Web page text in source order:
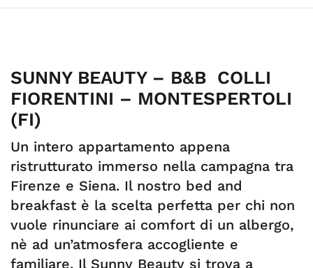
SUNNY BEAUTY – B&B COLLI
FIORENTINI – MONTESPERTOLI
(FI)
Un intero appartamento appena
ristrutturato immerso nella campagna tra
Firenze e Siena. Il nostro bed and
breakfast è la scelta perfetta per chi non
vuole rinunciare ai comfort di un albergo,
nè ad un’atmosfera accogliente e
familiare. Il Sunny Beauty si trova a